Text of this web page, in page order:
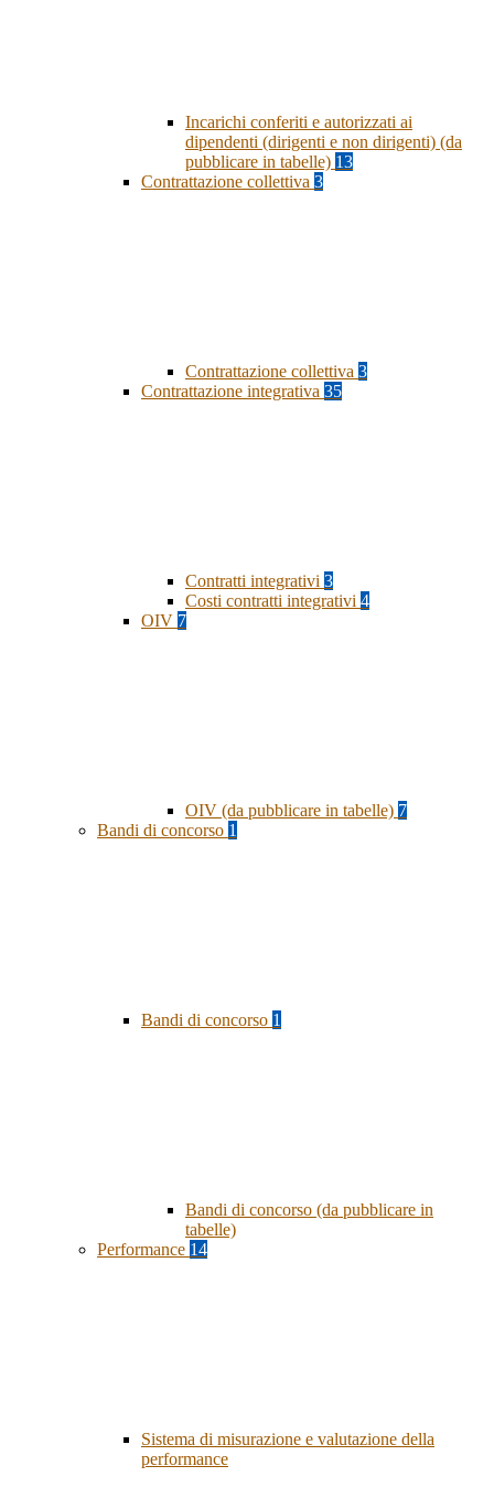
Incarichi conferiti e autorizzati ai
dipendenti (dirigenti e non dirigenti) (da
pubblicare in tabelle) 13
Contrattazione collettiva 3
Contrattazione collettiva 3
Contrattazione integrativa 35
Contratti integrativi 3
Costi contratti integrativi 4
OIV 7
OIV (da pubblicare in tabelle) 7
Bandi di concorso 1
Bandi di concorso 1
Bandi di concorso (da pubblicare in
tabelle)
Performance 14
Sistema di misurazione e valutazione della
performance